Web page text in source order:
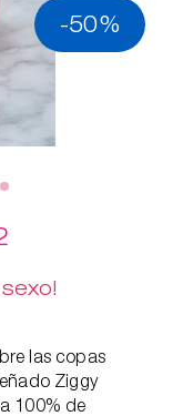
-50%
las copas
Ziggy
100% de